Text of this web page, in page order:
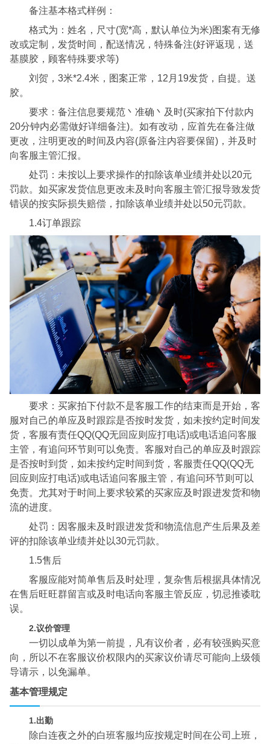
备注基本格式样例：
格式为：姓名，尺寸(宽*高，默认单位为米)图案有无修
改或定制，发货时间，配送情况，特殊备注(好评返现，送
基膜胶，顾客特殊要求等)
刘贺，3米*2.4米，图案正常，12月19发货，自提。送
胶。
要求：备注信息要规范丶准确丶及时(买家拍下付款内
20分钟内必需做好详细备注)。如有改动，应首先在备注做
更改，注明更改的时间及内容(原备注内容要保留)，并及时
向客服主管汇报。
处罚：未按以上要求操作的扣除该单业绩并处以20元
罚款。如买家发货信息更改未及时向客服主管汇报导致发货
错误的按实际损失赔偿，扣除该单业绩并处以50元罚款。
1.4订单跟踪
要求：买家拍下付款不是客服工作的结束而是开始，客
服对自己的单应及时跟踪是否按时发货，如未按约定时间发
货，客服有责任QQ(QQ无回应则应打电话)或电话追问客服
主管，有追问环节则可以免责。客服对自己的单应及时跟踪
是否按时到货，如未按约定时间到货，客服责任QQ(QQ无
回应则应打电话)或电话追问客服主管，有追问环节则可以
免责。尤其对于时间上要求较紧的买家应及时跟进发货和物
流的进度。
处罚：因客服未及时跟进发货和物流信息产生后果及差
评的扣除该单业绩并处以30元罚款。
1.5售后
客服应能对简单售后及时处理，复杂售后根据具体情况
在售后旺旺群留言或及时电话向客服主管反应，切忌推诿耽
误。
2.议价管理
一切以成单为第一前提，凡有议价者，必有较强购买意
向，所以不在客服议价权限内的买家议价请尽可能向上级领
导请示，以免漏单。
基本管理规定
1.出勤
除白连夜之外的白班客服均应按规定时间在公司上班，